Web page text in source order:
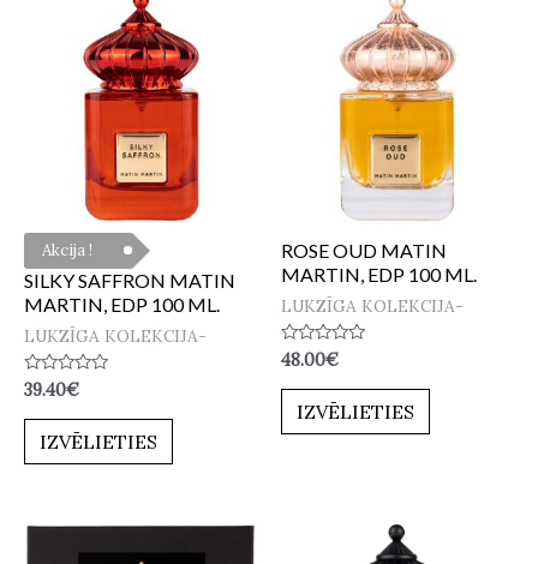
Akcija !
SILKY SAFFRON MATIN
MARTIN, EDP 100 ML.
LUKZĪGA KOLEKCIJA-
Novērtēts
0
39.40€
IZVĒLIETIES
ROSE OUD MATIN
MARTIN, EDP 100 ML.
LUKZĪGA KOLEKCIJA-
Novērtēts
0
48.00€
IZVĒLIETIES